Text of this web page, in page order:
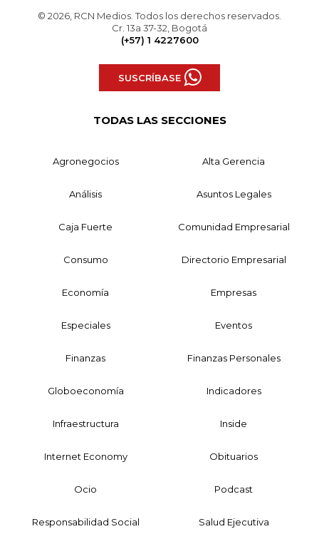
© 2026, RCN Medios. Todos los derechos reservados.
Cr. 13a 37-32, Bogotá
(+57) 1 4227600
SUSCRÍBASE
TODAS LAS SECCIONES
Agronegocios Alta Gerencia
Análisis Asuntos Legales
Caja Fuerte Comunidad Empresarial
Consumo Directorio Empresarial
Economía Empresas
Especiales Eventos
Finanzas Finanzas Personales
Globoeconomía Indicadores
Infraestructura Inside
Internet Economy Obituarios
Ocio Podcast
Responsabilidad Social Salud Ejecutiva